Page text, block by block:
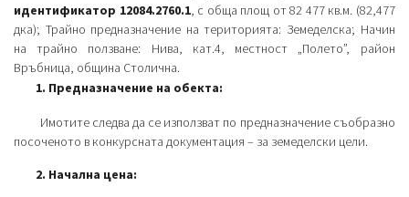
идентификатор 12084.2760.1, с обща площ от 82 477 кв.м. (82,477
дка); Трайно предназначение на територията: Земеделска; Начин
на трайно ползване: Нива, кат.4, местност „Полето”, район
Връбница, община Столична.
1. Предназначение на обекта:
Имотите следва да се използват по предназначение съобразно
посоченото в конкурсната документация – за земеделски цели.
2. Начална цена: